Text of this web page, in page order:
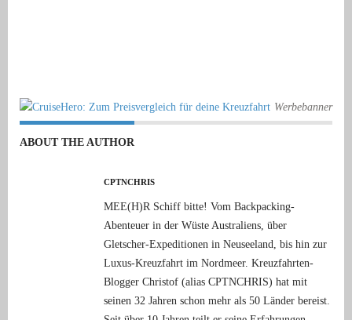
Werbebanner
ABOUT THE AUTHOR
CPTNCHRIS
MEE(H)R Schiff bitte! Vom Backpacking-
Abenteuer in der Wüste Australiens, über
Gletscher-Expeditionen in Neuseeland, bis hin zur
Luxus-Kreuzfahrt im Nordmeer. Kreuzfahrten-
Blogger Christof (alias CPTNCHRIS) hat mit
seinen 32 Jahren schon mehr als 50 Länder bereist.